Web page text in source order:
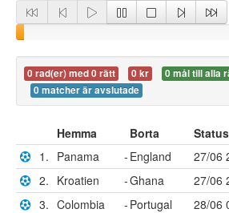
Om TipsXtra.se
0 rad(er) med 0 rätt 0 kr 0 mål till alla
0 matcher är avslutade
Hemma Borta Status
1. Panama -England
2. Kroatien -Ghana
3. Colombia -Portugal